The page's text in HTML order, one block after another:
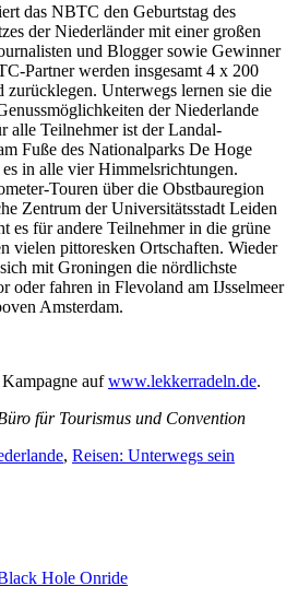
das NBTC den Geburtstag des
der Niederländer mit einer großen
und Blogger sowie Gewinner
Partner werden insgesamt 4 x 200
zurücklegen. Unterwegs lernen sie die
der Niederlande
alle Teilnehmer ist der Landal-
Fuße des Nationalparks De Hoge
in alle vier Himmelsrichtungen.
Touren über die Obstbauregion
Zentrum der Universitätsstadt Leiden
es für andere Teilnehmer in die grüne
vielen pittoresken Ortschaften. Wieder
mit Groningen die nördlichste
oder fahren in Flevoland am IJsselmeer
Amsterdam.
aufwww.lekkerradeln.de.
für Tourismus und Convention
, Reisen: Unterwegs sein
Hole Onride